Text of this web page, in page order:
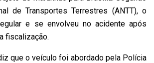
de Transportes Terrestres (ANTT), o
e se envolveu no acidente após
fiscalização.
que o veículo foi abordado pela Polícia